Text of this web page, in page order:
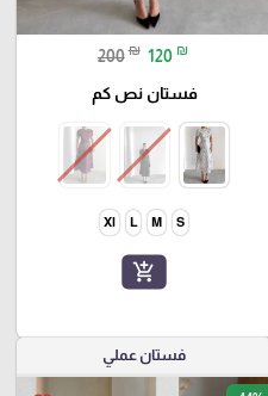
200 ₪ 120 ₪
فستان نص كم
S
M
L
Xl
add_shopping_cart
فستان عملي